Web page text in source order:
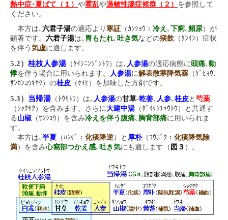
熱中症･夏ばて（１） や霍乱や過敏性腸症候群（２） を参照して
ください。
本方は､ 六君子湯の適応より 寒証 （ｶﾝｼｮｳ： 冷え ､ 下痢､ 頻尿）が
顕著です。 六君子湯は､ 胃もたれ､ 吐き気などの痰飲 （ﾀﾝｲﾝ）症状
を伴う 気虚に適します。
5.2） 桂枝人参湯（ｹｲｼﾆﾝｼﾞﾝﾄｳ）は､ 人参湯の適応病態に頭痛､ 動
悸を伴う場合に用いられます。 人参湯に解表散寒降気薬 （ｹﾞﾋｮｳ､
ｻﾝｶﾝｺｳｷﾔｸ）の桂皮 （ｹｲﾋ）を加味した方剤です。
5.3） 当帰湯（ﾄｳｷﾄｳ）は､ 人参湯の甘草-乾姜､ 人参､ 桂皮と 芍薬
（ｼｬｸﾔｸ）を含みます。さらに大建中湯（ﾀﾞｲｹﾝﾁｭｳﾄｳ）と共通す
る 山椒 （ｻﾝｼｮｳ）を含み冷えを伴う腹痛､ 胸背部痛に用いられま
す。
本方は､ 半夏 （ﾊﾝｹﾞ： 化痰降逆）と 厚朴（ｺｳﾎﾞｸ： 化痰降気除
満）を含み心窩部つかえ感､ 吐き気にも適します（ 図３ ）。